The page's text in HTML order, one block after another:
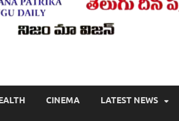
, బ్రేకింగ్ న్యూస్ తెలుగులో , తెలంగాణ లో తాజా
CINEMA LATEST NEWS